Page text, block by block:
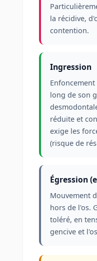
la récidive,
contention.
Ingression
long de son
réduite et
exige les
(risque de
Égression
Mouvement
hors de l'os.
toléré, en
gencive et